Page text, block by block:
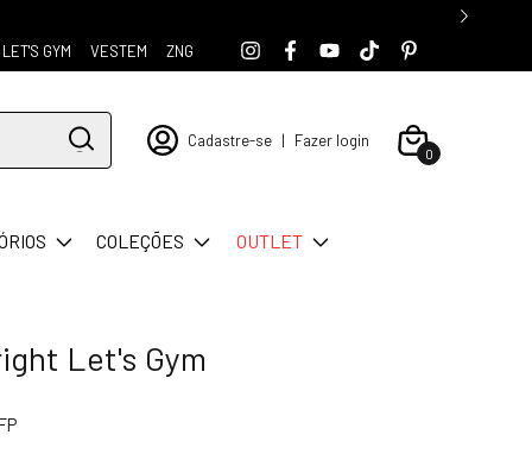
LET'S GYM VESTEM ZNG
Cadastre-se | Fazer login
0
COLEÇÕES OUTLET
Let's Gym